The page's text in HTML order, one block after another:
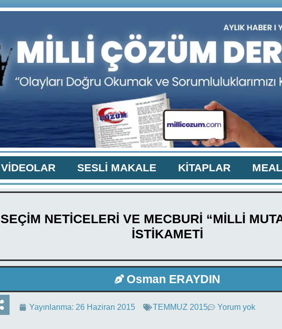
VİDEOLAR SESLİ MAKALE KİTAPLAR
SEÇİM NETİCELERİ VE MECBURİ “MİLLİ
İSTİKAMETİ
Osman ERAYDIN
Yayınlanma: 26 Haziran 2015 TEMMUZ 2015 Yorum yok